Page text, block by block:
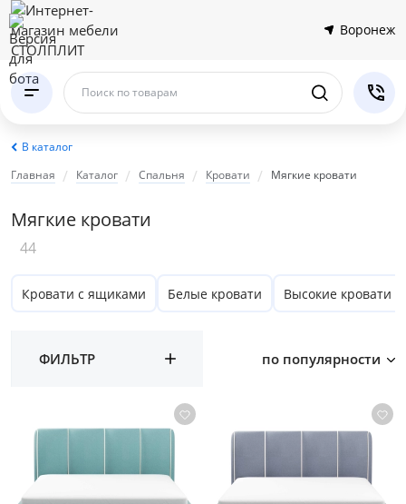
Воронеж
Поиск по товарам
В каталог
Главная
Каталог Спальня Кровати Мягкие кровати
Мягкие кровати
44
Кровати с ящиками Белые кровати Высокие кровати
ФИЛЬТР по популярности